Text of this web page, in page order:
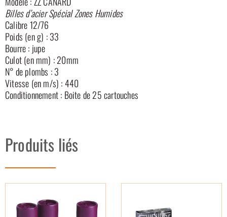
Billes d’acier Spécial Zones Humides
Calibre 12/76
Poids (en g) : 33
Bourre : jupe
Culot (en mm) : 20mm
N° de plombs : 3
Vitesse (en m/s) : 440
Conditionnement : Boite de 25 cartouches
Produits liés